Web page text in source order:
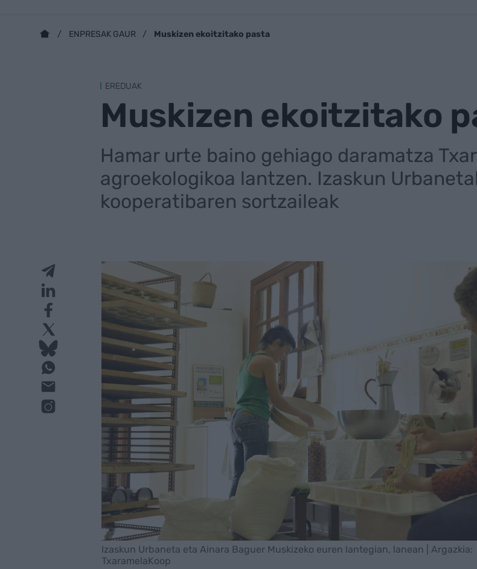
ENPRESAK GAUR Muskizen ekoitzitako pasta
EREDUAK
Muskizen ekoitzitako
Hamar urte baino gehiago daramatza
agroekologikoa lantzen. Izaskun
kooperatibaren sortzaileak
Izaskun Urbaneta eta Ainara Baguer Muskizeko euren lantegian, lanean | Argazkia:
TxaramelaKoop